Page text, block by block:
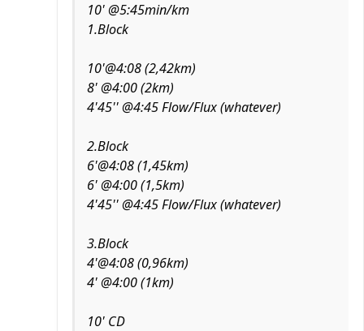
10' @5:45min/km
1.Block
10'@4:08 (2,42km)
8' @4:00 (2km)
4'45'' @4:45 Flow/Flux (whatever)
2.Block
6'@4:08 (1,45km)
6' @4:00 (1,5km)
4'45'' @4:45 Flow/Flux (whatever)
3.Block
4'@4:08 (0,96km)
4' @4:00 (1km)
10' CD